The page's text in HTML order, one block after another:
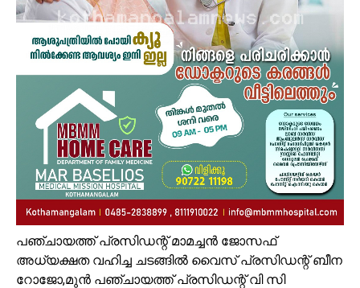
പഞ്ചായത്ത് പ്രസിഡന്റ് മാമച്ചൻ ജോസഫ്
അധ്യക്ഷത വഹിച്ച ചടങ്ങിൽ വൈസ് പ്രസിഡന്റ്‌ ബീന
റോജോ,മുൻ പഞ്ചായത്ത്‌ പ്രസിഡന്റ്‌ വി സി